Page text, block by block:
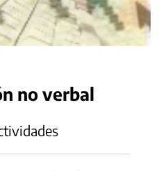
no verbal